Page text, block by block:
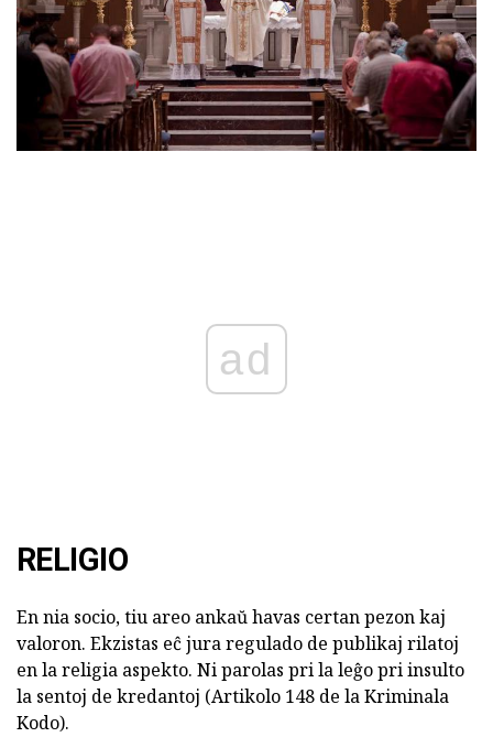
ad
RELIGIO
En nia socio, tiu areo ankaŭ havas certan pezon kaj
valoron. Ekzistas eĉ jura regulado de publikaj rilatoj
en la religia aspekto. Ni parolas pri la leĝo pri insulto
la sentoj de kredantoj (Artikolo 148 de la Kriminala
Kodo).